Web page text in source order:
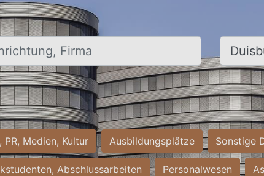
Firma Ort, Stadt
PR, Medien, Kultur Ausbildungsplätze Sonstige
Abschlussarbeiten Personalwesen